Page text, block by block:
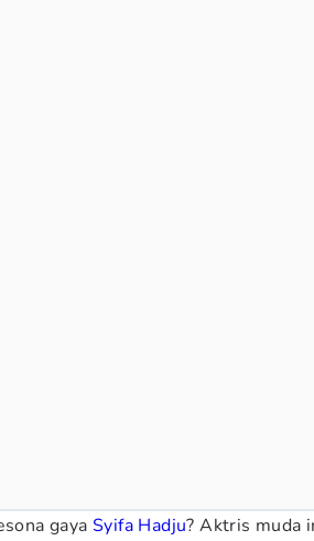
gaya Syifa Hadju? Aktris muda